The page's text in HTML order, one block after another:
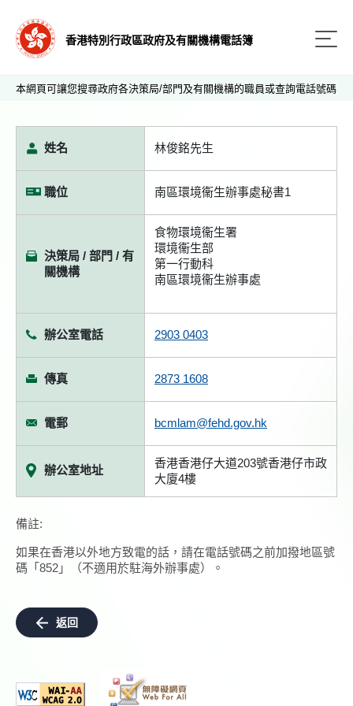
香港特別行政區政府及有關機構電話簿
本網頁可讓您搜尋政府各決策局/部門及有關機構的職員或查詢電話號碼
姓名 林俊銘先生
職位 南區環境衞生辦事處秘書1
決策局 / 部門 / 有
關機構
食物環境衞生署
環境衞生部
第一行動科
南區環境衞生辦事處
辦公室電話 2903 0403
傳真 2873 1608
電郵 bcmlam@fehd.gov.hk
辦公室地址
香港香港仔大道203號香港仔市政
大廈4樓
備註:
如果在香港以外地方致電的話，請在電話號碼之前加撥地區號
碼「852」（不適用於駐海外辦事處）。
返回